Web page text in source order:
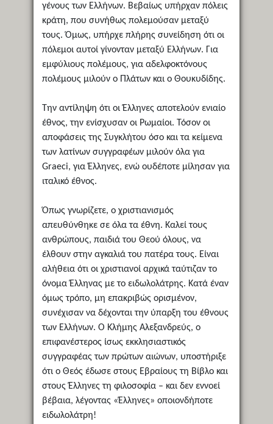
γένους των Ελλήνων. Βεβαίως υπήρχαν πόλεις
κράτη, που συνήθως πολεμούσαν μεταξύ
τους. Όμως, υπήρχε πλήρης συνείδηση ότι οι
πόλεμοι αυτοί γίνονταν μεταξύ Ελλήνων. Για
εμφύλιους πολέμους, για αδελφοκτόνους
πολέμους μιλούν ο Πλάτων και ο Θουκυδίδης.
Την αντίληψη ότι οι Έλληνες αποτελούν ενιαίο
έθνος, την ενίσχυσαν οι Ρωμαίοι. Τόσον οι
αποφάσεις της Συγκλήτου όσο και τα κείμενα
των λατίνων συγγραφέων μιλούν όλα για
Graeci, για Έλληνες, ενώ ουδέποτε μίλησαν για
ιταλικό έθνος.
Όπως γνωρίζετε, ο χριστιανισμός
απευθύνθηκε σε όλα τα έθνη. Καλεί τους
ανθρώπους, παιδιά του Θεού όλους, να
έλθουν στην αγκαλιά του πατέρα τους. Είναι
αλήθεια ότι οι χριστιανοί αρχικά ταύτιζαν το
όνομα Έλληνας με το ειδωλολάτρης. Κατά έναν
όμως τρόπο, μη επακριβώς ορισμένον,
συνέχισαν να δέχονται την ύπαρξη του έθνους
των Ελλήνων. Ο Κλήμης Αλεξανδρεύς, ο
επιφανέστερος ίσως εκκλησιαστικός
συγγραφέας των πρώτων αιώνων, υποστήριξε
ότι ο Θεός έδωσε στους Εβραίους τη Βίβλο και
στους Έλληνες τη φιλοσοφία – και δεν εννοεί
βέβαια, λέγοντας «Έλληνες» οποιονδήποτε
ειδωλολάτρη!